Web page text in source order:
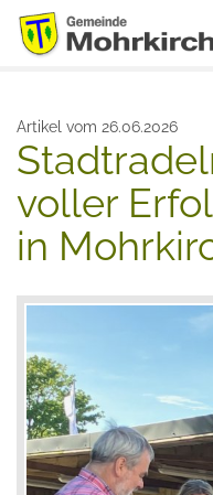
Artikel vom 26.06.2026
voller
in